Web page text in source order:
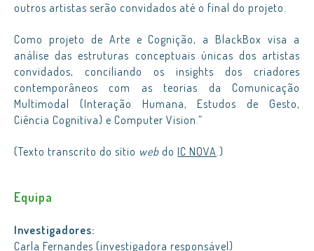
outros artistas serão convidados até o final do projeto.
Como projeto de Arte e Cognição, a BlackBox visa a
análise das estruturas conceptuais únicas dos artistas
convidados, conciliando os insights dos criadores
contemporâneos com as teorias da Comunicação
Multimodal (Interação Humana, Estudos de Gesto,
Ciência Cognitiva) e Computer Vision.”
(Texto transcrito do sítio web do IC NOVA.)
Equipa
Investigadores:
Carla Fernandes (investigadora responsável)